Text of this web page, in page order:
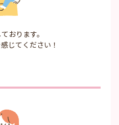
おります。
じてください！